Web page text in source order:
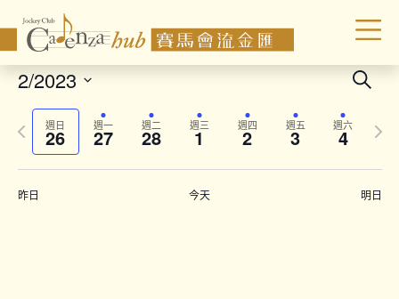
and
Search
2/2023
Select
date.週日
26 週一
27 週二
28 週三
1 週四
2 週五
3 週六
4
Previous
week
Next
昨日 今天 明日